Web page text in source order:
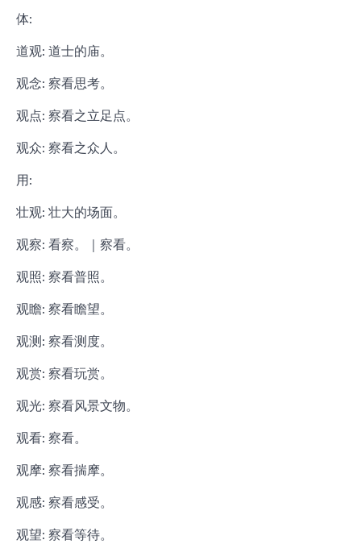
体:
道观: 道士的庙。
观念: 察看思考。
观点: 察看之立足点。
观众: 察看之众人。
用:
壮观: 壮大的场面。
观察: 看察。｜察看。
观照: 察看普照。
观瞻: 察看瞻望。
观测: 察看测度。
观赏: 察看玩赏。
观光: 察看风景文物。
观看: 察看。
观摩: 察看揣摩。
观感: 察看感受。
观望: 察看等待。